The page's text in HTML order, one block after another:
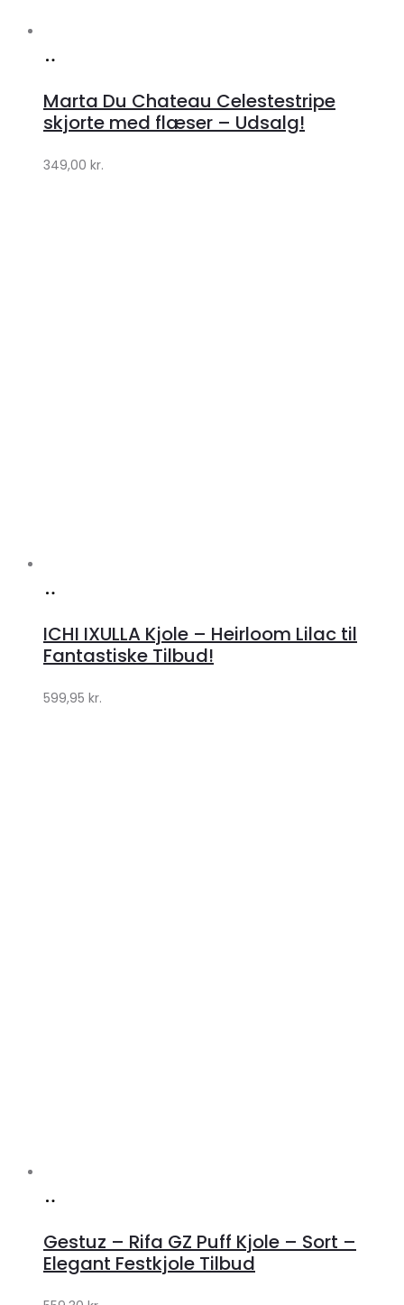
Klædeskabet.dk
Marta Du Chateau Celestestripe
skjorte med flæser – Udsalg!
349,00 kr.
Klædeskabet.dk
ICHI IXULLA Kjole – Heirloom Lilac til
Fantastiske Tilbud!
599,95 kr.
Lykke
by
Gestuz – Rifa GZ Puff Kjole – Sort –
Elegant Festkjole Tilbud